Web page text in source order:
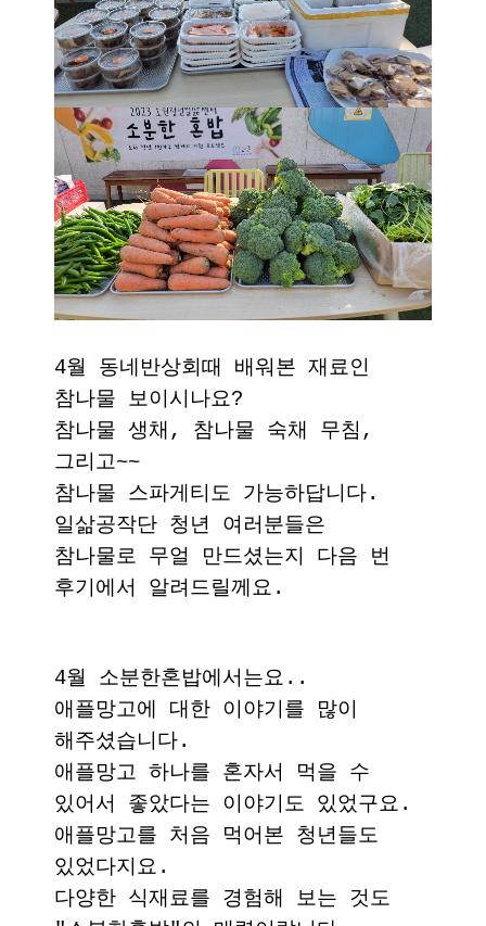
4월 동네반상회때 배워본 재료인
참나물 보이시나요?
참나물 생채, 참나물 숙채 무침,
그리고~~
참나물 스파게티도 가능하답니다.
일삶공작단 청년 여러분들은
참나물로 무얼 만드셨는지 다음 번
후기에서 알려드릴께요.
4월 소분한혼밥에서는요..
애플망고에 대한 이야기를 많이
해주셨습니다.
애플망고 하나를 혼자서 먹을 수
있어서 좋았다는 이야기도 있었구요.
애플망고를 처음 먹어본 청년들도
있었다지요.
다양한 식재료를 경험해 보는 것도